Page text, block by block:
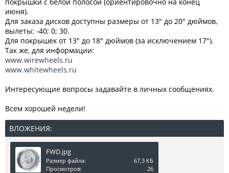
июня).
Для заказа дисков доступны размеры от 13" до 20" дюймов,
вылеты: -40; 0; 30.
Для покрышек от 13" до 18" дюймов (за исключением 17").
Так же, для информации:
www.wirewheels.ru
www.whitewheels.ru
Интересующие вопросы задавайте в личных сообщениях.
Всем хорошей недели!
ВЛОЖЕНИЯ:
FWD.jpg
Размер файла:
67,3 КБ
Просмотров:
26